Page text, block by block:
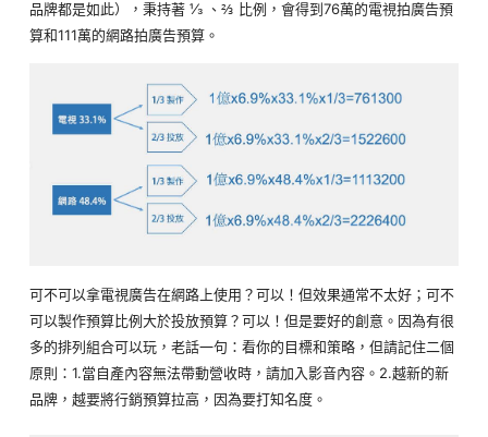
品牌都是如此），秉持著 ⅓ 、⅔ 比例，會得到76萬的電視拍廣告預
算和111萬的網路拍廣告預算。
可不可以拿電視廣告在網路上使用？可以！但效果通常不太好；可不
可以製作預算比例大於投放預算？可以！但是要好的創意。因為有很
多的排列組合可以玩，老話一句：看你的目標和策略，但請記住二個
原則：1.當自產內容無法帶動營收時，請加入影音內容。2.越新的新
品牌，越要將行銷預算拉高，因為要打知名度。